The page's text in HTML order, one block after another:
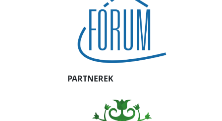
PARTNEREK